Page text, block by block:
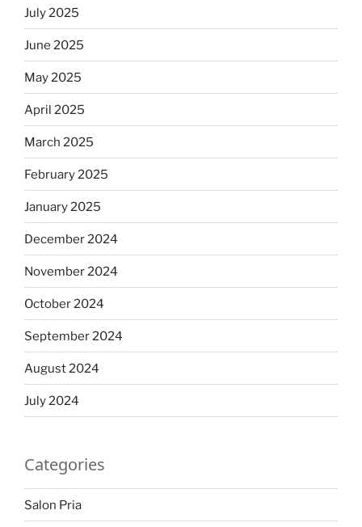
July 2025
June 2025
May 2025
April 2025
March 2025
February 2025
January 2025
December 2024
November 2024
October 2024
September 2024
August 2024
July 2024
Categories
Salon Pria